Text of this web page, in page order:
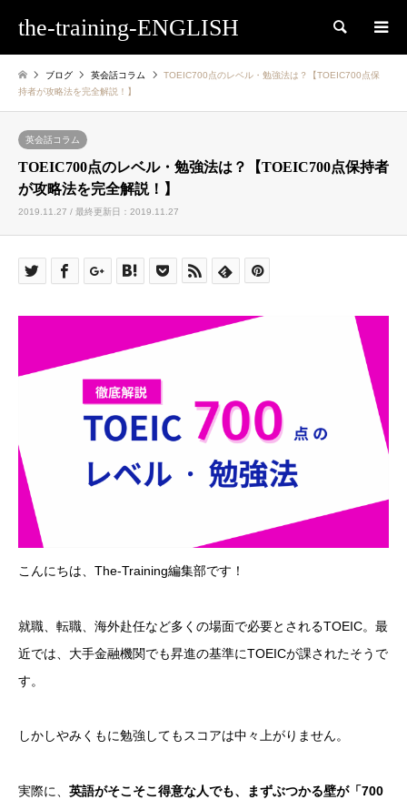
the-training-ENGLISH 検索
ブログ 英会話コラム
TOEIC700点のレベル・勉強法は？【TOEIC700点保
持者が攻略法を完全解説！】
英会話コラム
TOEIC700点のレベル・勉強法は？【TOEIC700点保持者
が攻略法を完全解説！】
2019.11.27 / 最終更新日：2019.11.27
こんにちは、The-Training編集部です！
就職、転職、海外赴任など多くの場面で必要とされるTOEIC。最
近では、大手金融機関でも昇進の基準にTOEICが課されたそうで
す。
しかしやみくもに勉強してもスコアは中々上がりません。
実際に、 英語がそこそこ得意な人でも、まずぶつかる壁が「700